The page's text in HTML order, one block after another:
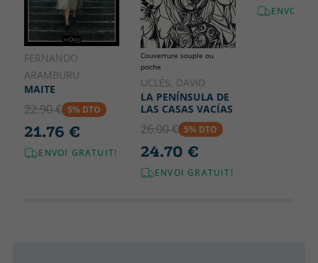
FERNANDO
ARAMBURU
MAITE
22.90 € 5% DTO
21.76 €
ENVOI GRATUIT!
Couverture souple ou
poche
UCLÉS, DAVID
LA PENÍNSULA DE
LAS CASAS VACÍAS
26.00 € 5% DTO
24.70 €
ENVOI GRATUIT!
ENVOI